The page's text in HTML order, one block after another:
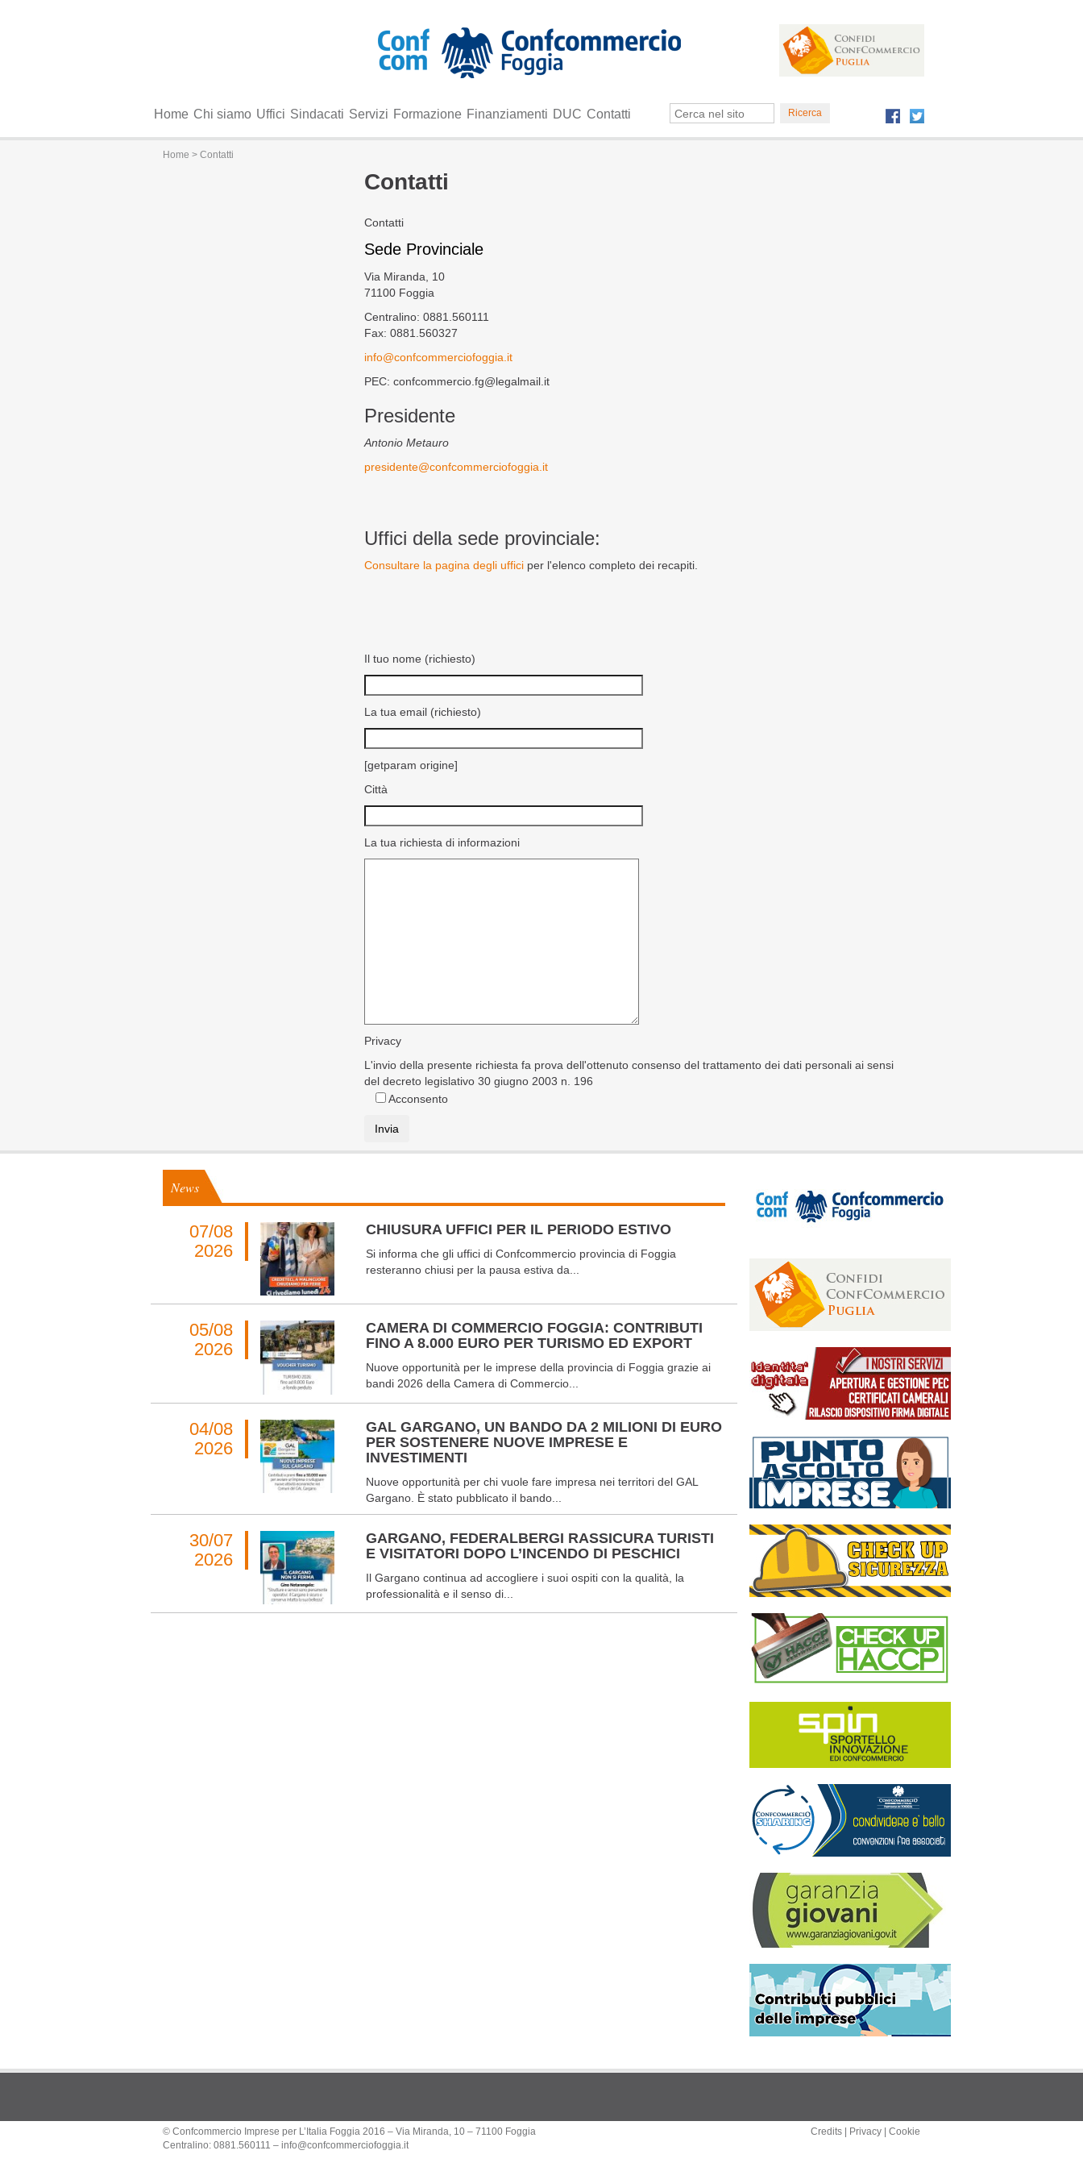
Home Chi siamo Uffici Sindacati Servizi Formazione Finanziamenti DUC Contatti
Home > Contatti
Contatti
Contatti
Sede Provinciale
Via Miranda, 10
71100 Foggia
Centralino: 0881.560111
Fax: 0881.560327
info@confcommerciofoggia.it
PEC: confcommercio.fg@legalmail.it
Presidente
Antonio Metauro
presidente@confcommerciofoggia.it
Uffici della sede provinciale:
Consultare la pagina degli uffici per l'elenco completo dei recapiti.
Il tuo nome (richiesto)
La tua email (richiesto)
[getparam origine]
Città
La tua richiesta di informazioni
Privacy
L'invio della presente richiesta fa prova dell'ottenuto consenso del trattamento dei dati personali ai sensi
del decreto legislativo 30 giugno 2003 n. 196
Acconsento
News
07/08
2026
CHIUSURA UFFICI PER IL PERIODO ESTIVO
Si informa che gli uffici di Confcommercio provincia di Foggia
resteranno chiusi per la pausa estiva da...
05/08
2026
CAMERA DI COMMERCIO FOGGIA: CONTRIBUTI
FINO A 8.000 EURO PER TURISMO ED EXPORT
Nuove opportunità per le imprese della provincia di Foggia grazie ai
bandi 2026 della Camera di Commercio...
04/08
2026
GAL GARGANO, UN BANDO DA 2 MILIONI DI EURO
PER SOSTENERE NUOVE IMPRESE E
INVESTIMENTI
Nuove opportunità per chi vuole fare impresa nei territori del GAL
Gargano. È stato pubblicato il bando...
30/07
2026
GARGANO, FEDERALBERGI RASSICURA TURISTI
E VISITATORI DOPO L’INCENDO DI PESCHICI
Il Gargano continua ad accogliere i suoi ospiti con la qualità, la
professionalità e il senso di...
© Confcommercio Imprese per L’Italia Foggia 2016 – Via Miranda, 10 – 71100 Foggia
Centralino: 0881.560111 – info@confcommerciofoggia.it
Credits| Privacy| Cookie